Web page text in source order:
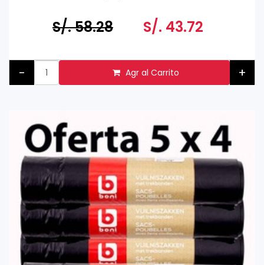
Fabricado en Bélgica
S/. 58.28 S/. 43.72
- Agr al Carrito +